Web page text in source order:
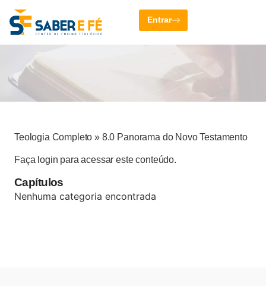
Entrar
Teologia Completo » 8.0 Panorama do Novo Testamento
Faça login para acessar este conteúdo.
Capítulos
Nenhuma categoria encontrada